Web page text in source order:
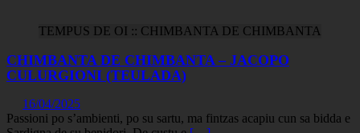
TEMPUS DE OI :: CHIMBANTA DE CHIMBANTA
CHIMBANTA DE CHIMBANTA – JACOPO
CULURGIONI (TEULADA)
16/04/2025
Passioni po s’ambienti, po su sartu, ma fintzas acapiu cun sa bidda e